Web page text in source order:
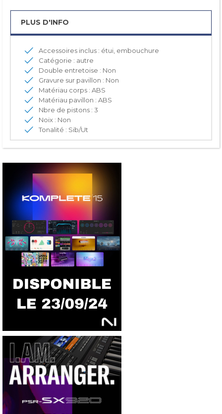
PLUS D'INFO
Accessoires inclus : étui, embouchure
Catégorie : autre
Double entretoise : Non
Gravure sur pavillon : Non
Matériau corps : ABS
Matériau pavillon : ABS
Nbre de pistons : 3
Noix : Non
Tonalité : Sib/Ut